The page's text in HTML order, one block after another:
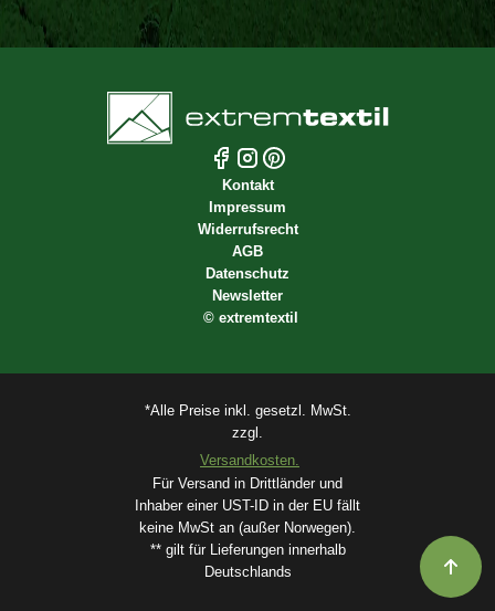
Kontakt
Impressum
Widerrufsrecht
AGB
Datenschutz
Newsletter
© extremtextil
*Alle Preise inkl. gesetzl. MwSt.
zzgl.
Versandkosten.
Für Versand in Drittländer und
Inhaber einer UST-ID in der EU fällt
keine MwSt an (außer Norwegen).
** gilt für Lieferungen innerhalb
Deutschlands